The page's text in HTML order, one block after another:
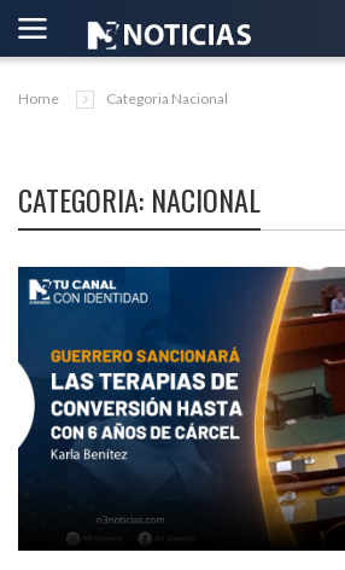
Home Categoria Nacional
CATEGORIA: NACIONAL